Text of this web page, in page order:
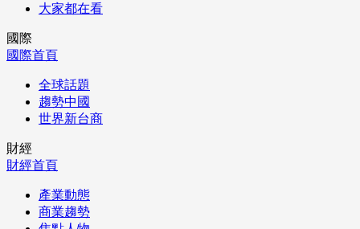
大家都在看
國際
國際首頁
全球話題
趨勢中國
世界新台商
財經
財經首頁
產業動態
商業趨勢